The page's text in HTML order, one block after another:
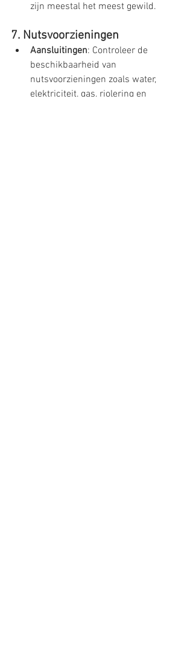
zijn meestal het meest gewild.
7. Nutsvoorzieningen
Aansluitingen: Controleer de
beschikbaarheid van
nutsvoorzieningen zoals water,
elektriciteit, gas, riolering en